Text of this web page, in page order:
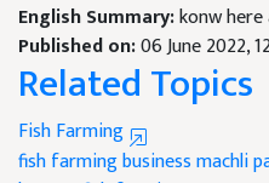
English Summary:konw
Published on:06 June 2022,
Related Topics
Fish Farming
fish farming businessmachli